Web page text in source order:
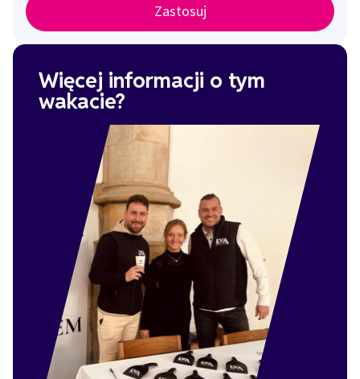
Zastosuj
Więcej informacji o tym
wakacie?